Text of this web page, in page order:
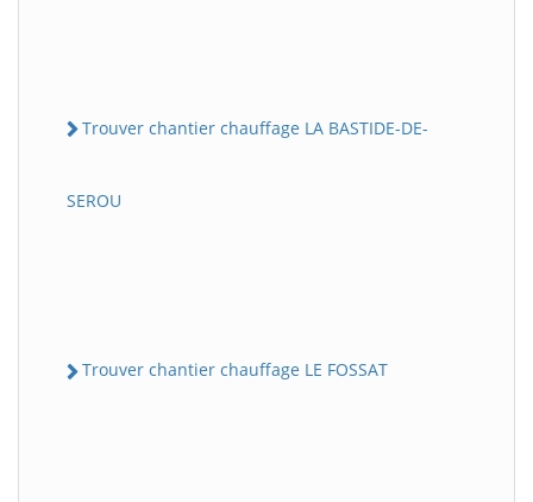
Trouver chantier chauffage LA BASTIDE-DE-
SEROU
Trouver chantier chauffage LE FOSSAT